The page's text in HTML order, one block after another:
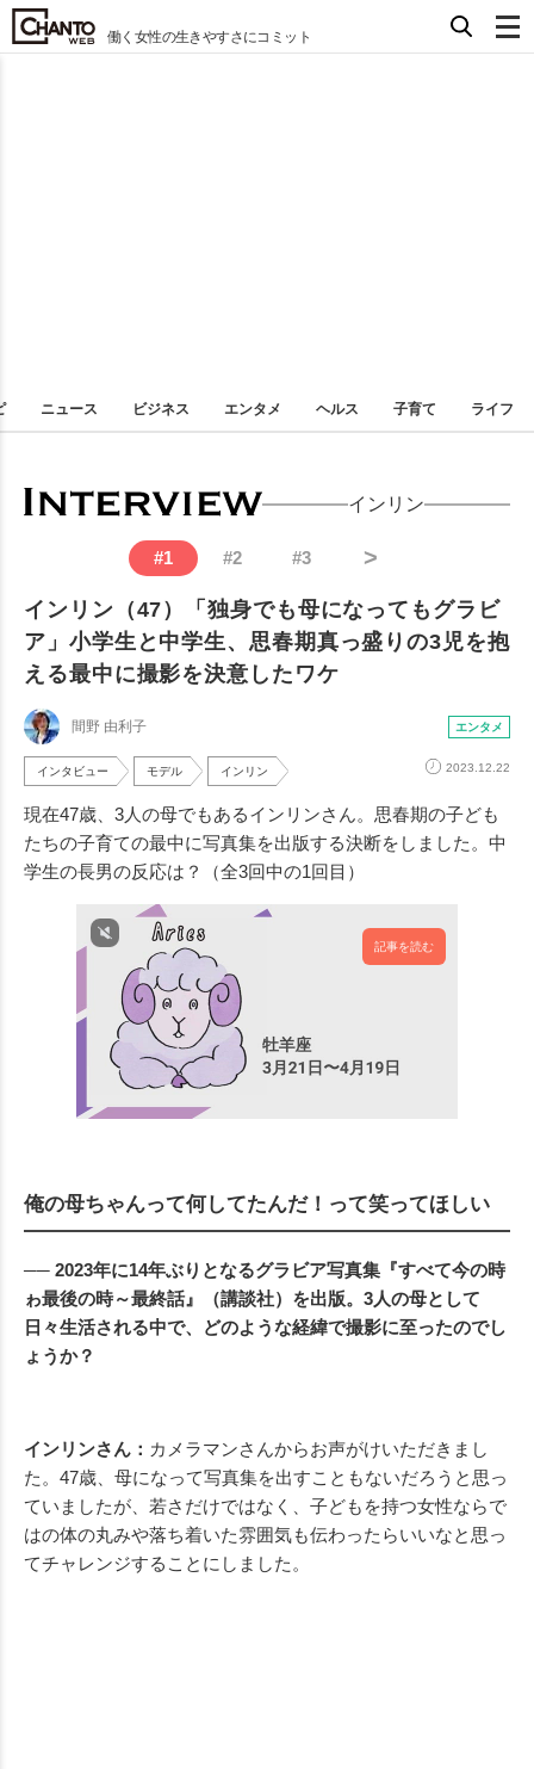
働く女性の生きやすさにコミット
ニュース ビジネス エンタメ ヘルス 子育て ライフ
インリン
#1 #2 #3 >
インリン（47）「独身でも母になってもグラビ
ア」小学生と中学生、思春期真っ盛りの3児を抱
える最中に撮影を決意したワケ
間野 由利子 エンタメ
インタビュー モデル インリン 2023.12.22
現在47歳、3人の母でもあるインリンさん。思春期の子ども
たちの子育ての最中に写真集を出版する決断をしました。中
学生の長男の反応は？（全3回中の1回目）
記事を読む
俺の母ちゃんって何してたんだ！って笑ってほしい
── 2023年に14年ぶりとなるグラビア写真集『すべて今の時
ゎ最後の時～最終話』（講談社）を出版。3人の母として
日々生活される中で、どのような経緯で撮影に至ったのでし
ょうか？
インリンさん： カメラマンさんからお声がけいただきまし
た。47歳、母になって写真集を出すこともないだろうと思っ
ていましたが、若さだけではなく、子どもを持つ女性ならで
はの体の丸みや落ち着いた雰囲気も伝わったらいいなと思っ
てチャレンジすることにしました。